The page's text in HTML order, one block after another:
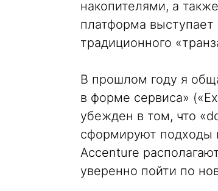
накопителями, а
платформа выступает
традиционного
В прошлом году я
в форме сервиса»
убежден в том, что
сформируют подходы
Accenture
уверенно пойти по